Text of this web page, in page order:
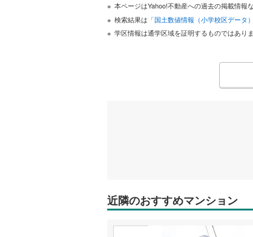
本ページはYahoo!不動産への過去の掲載情報
検索結果は 「国土数値情報（小学校区データ
学区情報は通学区域を証明するものではあり
近隣のおすすめマンション